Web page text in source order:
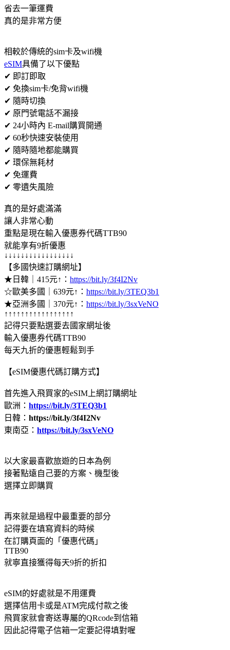
省去一筆運費
真的是非常方便
相較於傳統的sim卡及wifi機
eSIM具備了以下優點
✔ 即訂即取
✔ 免換sim卡/免背wifi機
✔ 隨時切換
✔ 原門號電話不漏接
✔ 24小時內 E-mail購買開通
✔ 60秒快速安裝使用
✔ 隨時隨地都能購買
✔ 環保無耗材
✔ 免運費
✔ 零遺失風險
真的是好處滿滿
讓人非常心動
重點是現在輸入優惠券代碼TTB90
就能享有9折優惠
↓↓↓↓↓↓↓↓↓↓↓↓↓↓↓↓↓
【多國快速訂購網址】
★日韓｜415元↑： https://bit.ly/3f4I2Nv
☆歐美多國｜639元↑： https://bit.ly/3TEQ3b1
★亞洲多國｜370元↑： https://bit.ly/3sxVeNO
↑↑↑↑↑↑↑↑↑↑↑↑↑↑↑↑↑
記得只要點選要去國家網址後
輸入優惠券代碼TTB90
每天九折的優惠輕鬆到手
【eSIM優惠代碼訂購方式】
首先進入飛買家的eSIM上網訂購網址
歐洲： https://bit.ly/3TEQ3b1
日韓： https://bit.ly/3f4I2Nv
東南亞： https://bit.ly/3sxVeNO
以大家最喜歡旅遊的日本為例
接著點遠自己要的方案、機型後
選擇立即購買
再來就是過程中最重要的部分
記得要在填寫資料的時候
在訂購頁面的「優惠代碼」
TTB90
就寧直接獲得每天9折的折扣
eSIM的好處就是不用運費
選擇信用卡或是ATM完成付款之後
飛買家就會寄送專屬的QRcode到信箱
因此記得電子信箱一定要記得填對喔